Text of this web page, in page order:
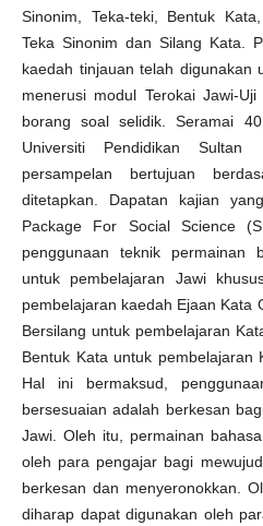
Sinonim, Teka-teki, Bentuk
Teka Sinonim dan Silang Kata.
kaedah tinjauan telah digunakan
menerusi modul Terokai Jawi-
borang soal selidik. Seramai
Universiti Pendidikan Sultan
persampelan bertujuan
ditetapkan. Dapatan kajian
Package For Social Science
penggunaan teknik permainan
untuk pembelajaran Jawi
pembelajaran kaedah Ejaan Kata
Bersilang untuk pembelajaran
Bentuk Kata untuk pembelajaran
Hal ini bermaksud,
bersesuaian adalah berkesan
Jawi. Oleh itu, permainan
oleh para pengajar bagi
berkesan dan menyeronokkan.
diharap dapat digunakan oleh